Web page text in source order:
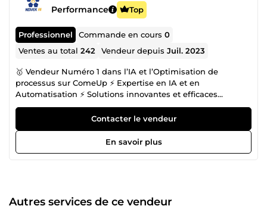
Performance Top
Professionnel Commande en cours0
Ventes au total242 Vendeur depuisJuil. 2023
🥇 Vendeur Numéro 1 dans l’IA et l’Optimisation de
processus sur ComeUp ⚡️ Expertise en IA et en
Automatisation ⚡️ Solutions innovantes et efficaces
boostées par l’IA Bienvenue dans l’Univers NovekAI ! 🤝
Avec nous : Donnez vie à vos projets, exploser votre
efficacité et atomiser votre concurence en tirant parti de
puissance de l’intelligence artificielle. 👥 Notre équipe :
Managers + Ultra spécialistes = Votre projet mené à bien
Chatbots IA, Automatisation de tâches, Développement
Contacter le vendeur
En savoir plus
Autres services de ce vendeur